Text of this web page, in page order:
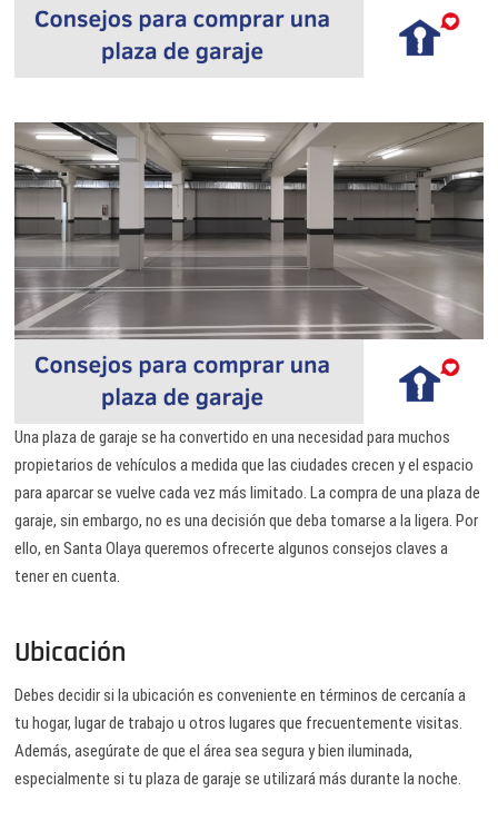
Una plaza de garaje se ha convertido en una necesidad para muchos
propietarios de vehículos a medida que las ciudades crecen y el espacio
para aparcar se vuelve cada vez más limitado. La compra de una plaza de
garaje, sin embargo, no es una decisión que deba tomarse a la ligera. Por
ello, en Santa Olaya queremos ofrecerte algunos consejos claves a
tener en cuenta.
Ubicación
Debes decidir si la ubicación es conveniente en términos de cercanía a
tu hogar, lugar de trabajo u otros lugares que frecuentemente visitas.
Además, asegúrate de que el área sea segura y bien iluminada,
especialmente si tu plaza de garaje se utilizará más durante la noche.